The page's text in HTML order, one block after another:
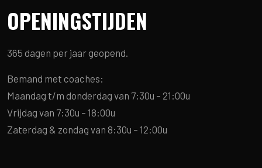
OPENINGSTIJDEN
365 dagen per jaar geopend.
Bemand met coaches:
Maandag t/m donderdag van 7:30u – 21:00u
Vrijdag van 7:30u – 18:00u
Zaterdag & zondag van 8:30u – 12:00u